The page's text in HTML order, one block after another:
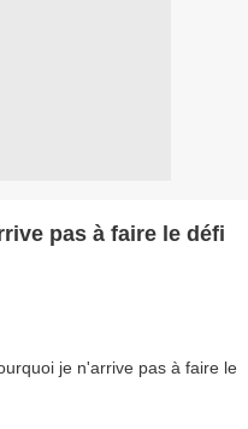
pas à faire le défi